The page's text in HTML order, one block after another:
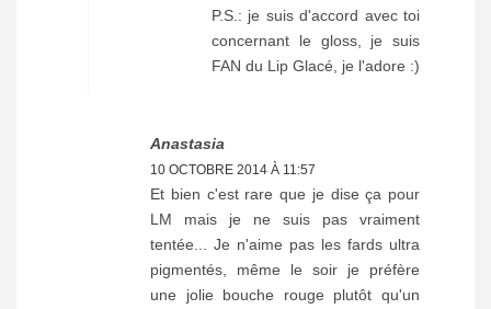
P.S.: je suis d'accord avec toi
concernant le gloss, je suis
FAN du Lip Glacé, je l'adore :)
Anastasia
10 OCTOBRE 2014 À 11:57
Et bien c'est rare que je dise ça pour
LM mais je ne suis pas vraiment
tentée... Je n'aime pas les fards ultra
pigmentés, même le soir je préfère
une jolie bouche rouge plutôt qu'un